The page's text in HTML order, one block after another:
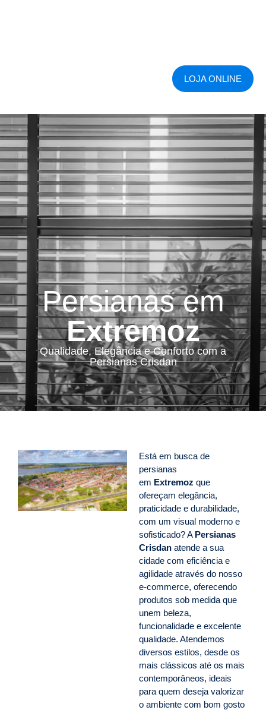
LOJA ONLINE
Persianas em
Extremoz
Qualidade, Elegância e Conforto com a
Persianas Crisdan
Está em busca de
persianas
em Extremoz que
ofereçam elegância,
praticidade e durabilidade,
com um visual moderno e
sofisticado? A Persianas
Crisdan atende a sua
cidade com eficiência e
agilidade através do nosso
e-commerce, oferecendo
produtos sob medida que
unem beleza,
funcionalidade e excelente
qualidade. Atendemos
diversos estilos, desde os
mais clássicos até os mais
contemporâneos, ideais
para quem deseja valorizar
o ambiente com bom gosto